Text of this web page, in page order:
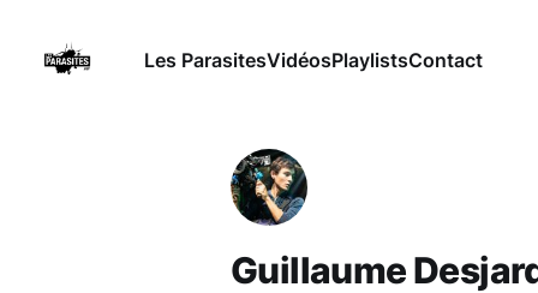
Les ParasitesVidéosPlaylistsContact
Guillaume